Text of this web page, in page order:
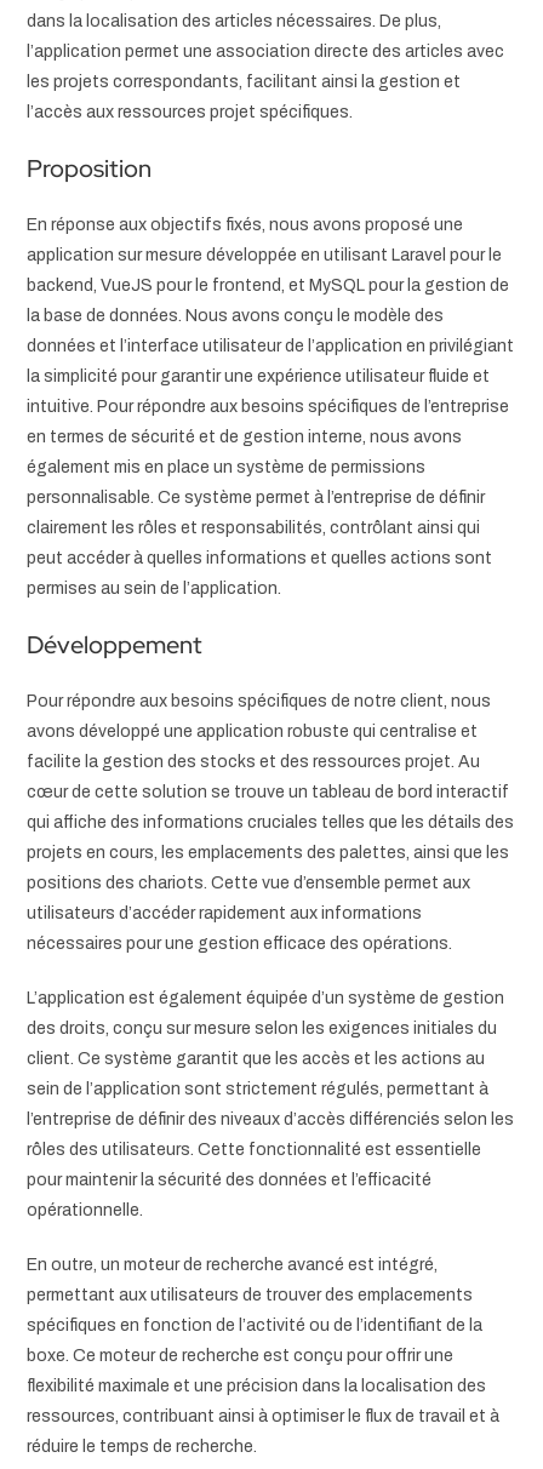
dans la localisation des articles nécessaires. De plus,
l’application permet une association directe des articles avec
les projets correspondants, facilitant ainsi la gestion et
l’accès aux ressources projet spécifiques.
Proposition
En réponse aux objectifs fixés, nous avons proposé une
application sur mesure développée en utilisant Laravel pour le
backend, VueJS pour le frontend, et MySQL pour la gestion de
la base de données. Nous avons conçu le modèle des
données et l’interface utilisateur de l’application en privilégiant
la simplicité pour garantir une expérience utilisateur fluide et
intuitive. Pour répondre aux besoins spécifiques de l’entreprise
en termes de sécurité et de gestion interne, nous avons
également mis en place un système de permissions
personnalisable. Ce système permet à l’entreprise de définir
clairement les rôles et responsabilités, contrôlant ainsi qui
peut accéder à quelles informations et quelles actions sont
permises au sein de l’application.
Développement
Pour répondre aux besoins spécifiques de notre client, nous
avons développé une application robuste qui centralise et
facilite la gestion des stocks et des ressources projet. Au
cœur de cette solution se trouve un tableau de bord interactif
qui affiche des informations cruciales telles que les détails des
projets en cours, les emplacements des palettes, ainsi que les
positions des chariots. Cette vue d’ensemble permet aux
utilisateurs d’accéder rapidement aux informations
nécessaires pour une gestion efficace des opérations.
L’application est également équipée d’un système de gestion
des droits, conçu sur mesure selon les exigences initiales du
client. Ce système garantit que les accès et les actions au
sein de l’application sont strictement régulés, permettant à
l’entreprise de définir des niveaux d’accès différenciés selon les
rôles des utilisateurs. Cette fonctionnalité est essentielle
pour maintenir la sécurité des données et l’efficacité
opérationnelle.
En outre, un moteur de recherche avancé est intégré,
permettant aux utilisateurs de trouver des emplacements
spécifiques en fonction de l’activité ou de l’identifiant de la
boxe. Ce moteur de recherche est conçu pour offrir une
flexibilité maximale et une précision dans la localisation des
ressources, contribuant ainsi à optimiser le flux de travail et à
réduire le temps de recherche.